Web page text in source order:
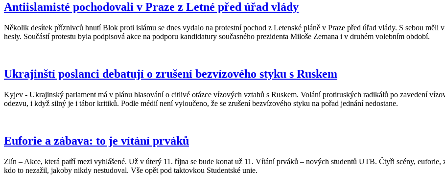
Antiislamisté pochodovali v Praze z Letné před úřad vlády
Několik desítek příznivců hnutí Blok proti islámu se dnes vydalo na protestní pochod z Letenské pláně v Praze před úřad vlády. S sebou
hesly. Součástí protestu byla podpisová akce na podporu kandidatury současného prezidenta Miloše Zemana i v druhém volebním období.
Ukrajinští poslanci debatují o zrušení bezvízového styku s Ruskem
Kyjev - Ukrajinský parlament má v plánu hlasování o citlivé otázce vízových vztahů s Ruskem. Volání protiruských radikálů po zavedení
odezvu, i když silný je i tábor kritiků. Podle médií není vyloučeno, že se zrušení bezvízového styku na pořad jednání nedostane.
Euforie a zábava: to je vítání prváků
Zlín – Akce, která patří mezi vyhlášené. Už v úterý 11. října se bude konat už 11. Vítání prváků – nových studentů UTB. Čtyři scény, euforie,
kdo to nezažil, jakoby nikdy nestudoval. Vše opět pod taktovkou Studentské unie.